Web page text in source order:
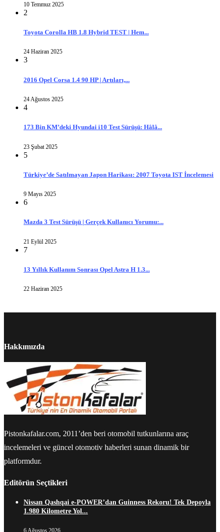
10 Temmuz 2025
2
Toyota Corolla HB 1.8 Hybrid TEST | Hem...
24 Haziran 2025
3
2016 Opel Corsa 1.4 90 HP | Artıları,...
24 Ağustos 2025
4
173 Bin KM’deki Hyundai i10 Test Sürüşü: Hâlâ...
23 Şubat 2025
5
Türkiye’de Satılmayan Japon Harikası: 2007 Toyota IST İncelemesi
9 Mayıs 2025
6
Mazda 3 Test Sürüşü | Gerçek Kullanıcı Yorumu:...
21 Eylül 2025
7
13 Yıllık Kullanım Sonrası Opel Astra H 1.3...
22 Haziran 2025
Hakkımızda
Pistonkafalar.com, 2011’den beri otomobil tutkunlarına araç
incelemeleri ve güncel otomotiv haberleri sunan dinamik bir
platformdur.
Editörün Seçtikleri
Nissan Qashqai e-POWER’dan Guinness Rekoru! Tek Depoyla
1.980 Kilometre Yol...